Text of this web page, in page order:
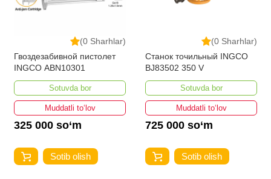
(0 Sharhlar)
Гвоздезабивной пистолет
INGCO ABN10301
Sotuvda bor
Muddatli to‘lov
325 000 so‘m
Sotib olish
(0 Sharhlar)
Станок точильный INGCO
BJ83502 350 V
Sotuvda bor
Muddatli to‘lov
725 000 so‘m
Sotib olish